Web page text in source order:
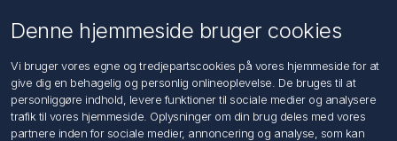
Søg
Min konto
Denne hjemmeside bruger cookies
Vi bruger vores egne og tredjepartscookies på vores hjemmeside for at
give dig en behagelig og personlig onlineoplevelse. De bruges til at
personliggøre indhold, levere funktioner til sociale medier og analysere
trafik til vores hjemmeside. Oplysninger om din brug deles med vores
partnere inden for sociale medier, annoncering og analyse, som kan